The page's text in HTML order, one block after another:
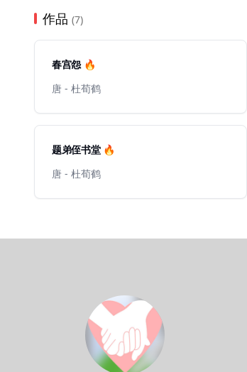
作品 (7)
春宫怨 🔥
唐 - 杜荀鹤
题弟侄书堂 🔥
唐 - 杜荀鹤